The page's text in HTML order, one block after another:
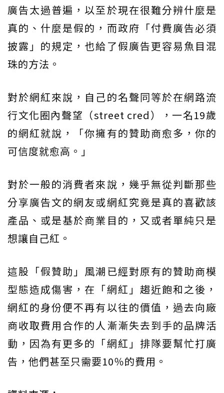
廣告太過普遍，以至於現在很難分辨什麼是
真的、什麼是假的，而政府「付費廣告必須
披露」的規定，也給了假廣告更容易魚目混
珠的方法。
對於網紅來說，自己的名聲同等於在網路流
行文化圈內聲望（street cred），一名19歲
的網紅就說，「你擁有的贊助商愈多，你的
可信度就愈高。」
對於一般的消費者來說，幾乎無從判斷那些
分享廣告文的網友或網紅究竟是真的喜歡該
產品、或是基於商業目的，又或者單純只是
想讓自己紅。
這股「假贊助」風潮已經對原有的贊助商模
型態造成傷害，在「網紅」趨近飽和之後，
網紅的身份便不再有以往的價值，過去向廠
商收取費用合作的人漸漸失去到手的品牌活
動，因為有更多的「網紅」排隊要幫忙打廣
告，他們甚至只需要10％的費用。